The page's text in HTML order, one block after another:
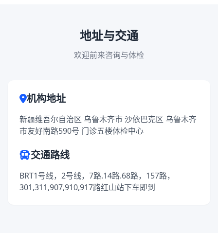
地址与交通
欢迎前来咨询与体检
机构地址
新疆维吾尔自治区 乌鲁木齐市 沙依巴克区 乌鲁木齐
市友好南路590号 门诊五楼体检中心
交通路线
BRT1号线，2号线，7路.14路.68路，157路，
301,311,907,910,917路红山站下车即到